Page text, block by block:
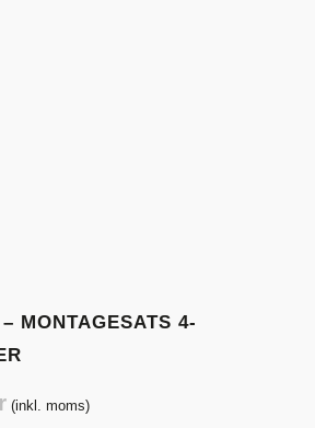
MONTAGESATS 4-
(inkl. moms)